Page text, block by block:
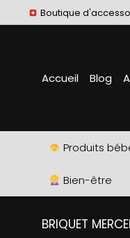
Boutique
Accueil Blog
Produits
Bien-être
BRIQUET